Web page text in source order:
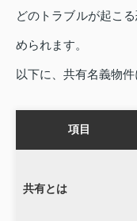
どのトラブルが起こ
められます。
以下に、共有名義物
項目
共有とは